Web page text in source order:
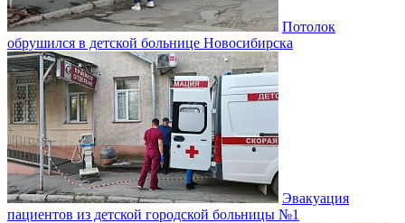
Потолок
обрушился в детской больнице Новосибирска
Эвакуация
пациентов из детской городской больницы №1